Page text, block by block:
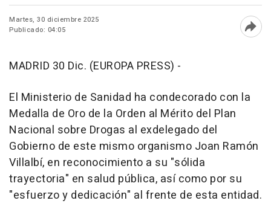
Martes, 30 diciembre 2025
Publicado: 04:05
MADRID 30 Dic. (EUROPA PRESS) -
El Ministerio de Sanidad ha condecorado con la
Medalla de Oro de la Orden al Mérito del Plan
Nacional sobre Drogas al exdelegado del
Gobierno de este mismo organismo Joan Ramón
Villalbí, en reconocimiento a su "sólida
trayectoria" en salud pública, así como por su
"esfuerzo y dedicación" al frente de esta entidad.